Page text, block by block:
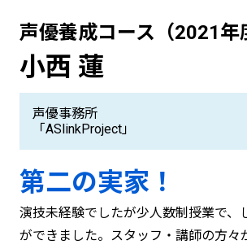
声優養成コース（2021年
小西 蓮
声優事務所
「ASlinkProject」
第二の実家！
演技未経験でしたが少人数制授業で、
ができました。スタッフ・講師の方々